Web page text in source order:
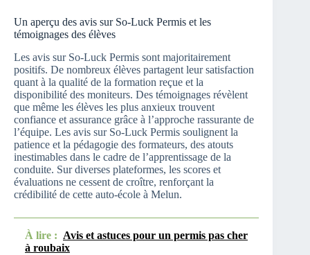
Un aperçu des avis sur So-Luck Permis et les
témoignages des élèves
Les avis sur So-Luck Permis sont majoritairement
positifs. De nombreux élèves partagent leur satisfaction
quant à la qualité de la formation reçue et la
disponibilité des moniteurs. Des témoignages révèlent
que même les élèves les plus anxieux trouvent
confiance et assurance grâce à l’approche rassurante de
l’équipe. Les avis sur So-Luck Permis soulignent la
patience et la pédagogie des formateurs, des atouts
inestimables dans le cadre de l’apprentissage de la
conduite. Sur diverses plateformes, les scores et
évaluations ne cessent de croître, renforçant la
crédibilité de cette auto-école à Melun.
À lire : Avis et astuces pour un permis pas cher
à roubaix